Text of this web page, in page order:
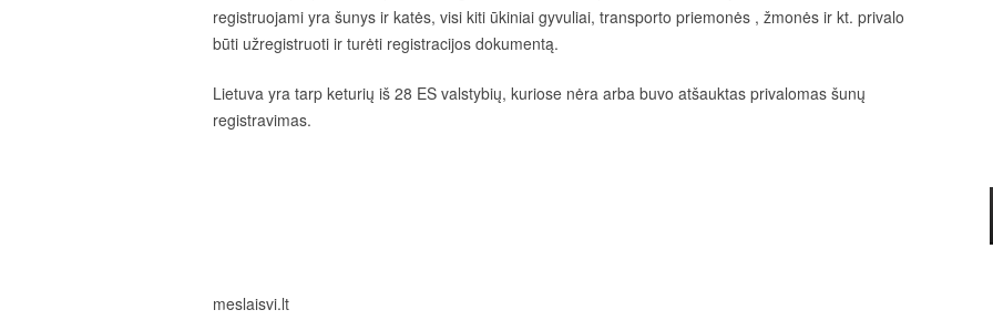
registruojami yra šunys ir katės, visi kiti ūkiniai gyvuliai, transporto priemonės , žmonės ir kt. privalo
būti užregistruoti ir turėti registracijos dokumentą.
Lietuva yra tarp keturių iš 28 ES valstybių, kuriose nėra arba buvo atšauktas privalomas šunų
registravimas.
meslaisvi.lt